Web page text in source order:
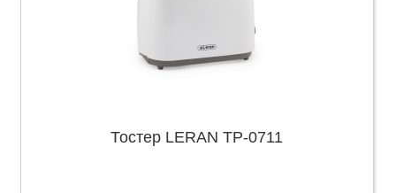
Тостер LERAN TP-0711